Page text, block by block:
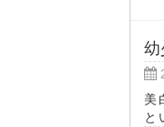
幼
美
と